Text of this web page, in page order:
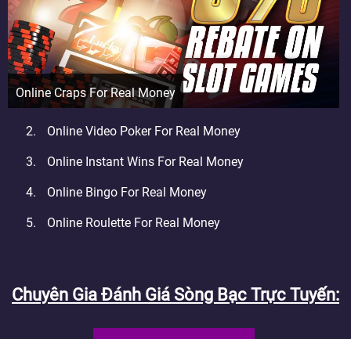
Online Craps For Real Money
Online Video Poker For Real Money
Online Instant Wins For Real Money
Online Bingo For Real Money
Online Roulette For Real Money
Chuyên Gia Đánh Giá Sòng Bạc Trực Tuyến